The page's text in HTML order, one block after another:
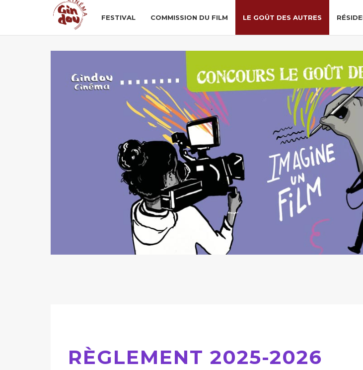
FESTIVAL COMMISSION DU FILM LE GOÛT DES AUTRES
RÈGLEMENT 2025-2026